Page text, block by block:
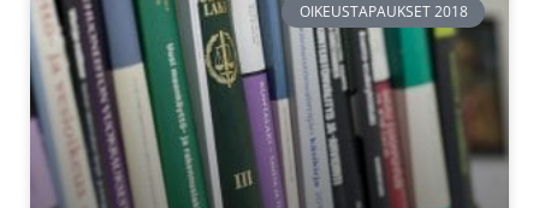
OIKEUSTAPAUKSET 2018